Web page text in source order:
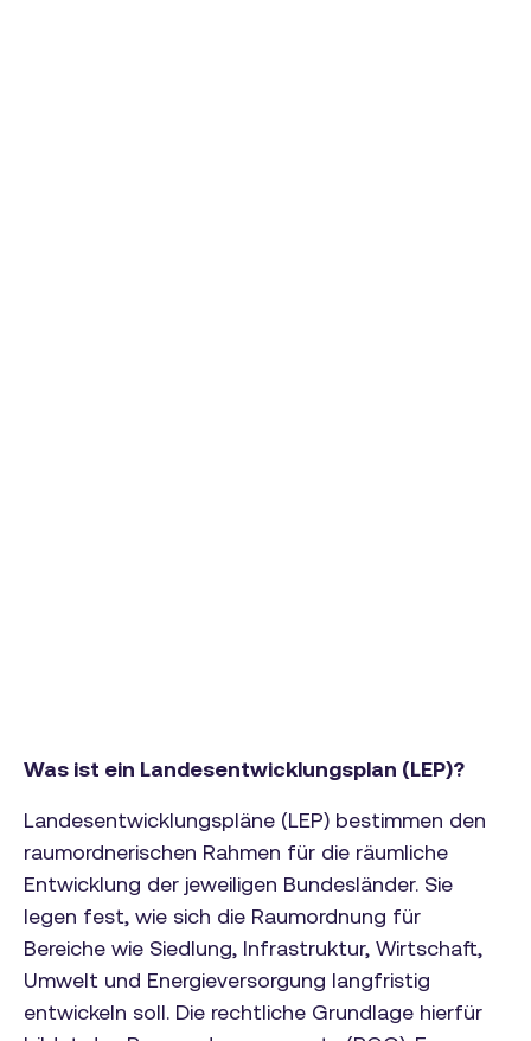
Was ist ein Landesentwicklungsplan (LEP)?
Landesentwicklungspläne (LEP) bestimmen den
raumordnerischen Rahmen für die räumliche
Entwicklung der jeweiligen Bundesländer. Sie
legen fest, wie sich die Raumordnung für
Bereiche wie Siedlung, Infrastruktur, Wirtschaft,
Umwelt und Energieversorgung langfristig
entwickeln soll. Die rechtliche Grundlage hierfür